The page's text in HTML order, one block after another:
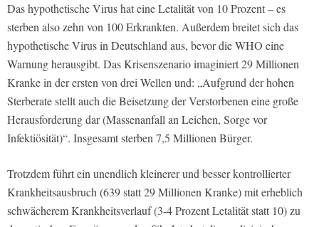
Das hypothetische Virus hat eine Letalität von 10 Prozent – es
sterben also zehn von 100 Erkrankten. Außerdem breitet sich das
hypothetische Virus in Deutschland aus, bevor die WHO eine
Warnung herausgibt. Das Krisenszenario imaginiert 29 Millionen
Kranke in der ersten von drei Wellen und: „Aufgrund der hohen
Sterberate stellt auch die Beisetzung der Verstorbenen eine große
Herausforderung dar (Massenanfall an Leichen, Sorge vor
Infektiösität)“. Insgesamt sterben 7,5 Millionen Bürger.
Trotzdem führt ein unendlich kleinerer und besser kontrollierter
Krankheitsausbruch (639 statt 29 Millionen Kranke) mit erheblich
schwächerem Krankheitsverlauf (3-4 Prozent Letalität statt 10) zu